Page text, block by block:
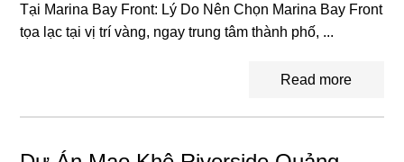
Tại Marina Bay Front: Lý Do Nên Chọn Marina Bay Front
tọa lạc tại vị trí vàng, ngay trung tâm thành phố, ...
Read more